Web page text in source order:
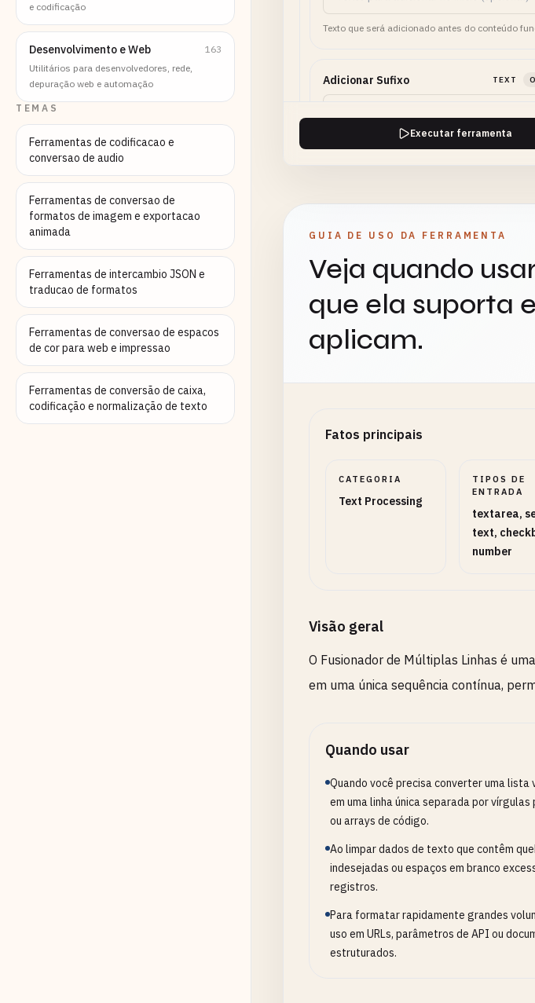
e codificação
Desenvolvimento e Web
163
Utilitários para desenvolvedores, rede,
depuração web e automação
TEMAS
Ferramentas de codificacao e
conversao de audio
Ferramentas de conversao de
formatos de imagem e exportacao
animada
Ferramentas de intercambio JSON e
traducao de formatos
Ferramentas de conversao de espacos
de cor para web e impressao
Ferramentas de conversão de caixa,
codificação e normalização de texto
Texto que será adicionado antes do conteúdo
Adicionar Sufixo TEXT
Configurações
Separador de Linha SELECT
Linha
Executar ferramenta
GUIA DE USO DA FERRAMENTA
Veja quando
que ela suporta
aplicam.
Fatos principais
CATEGORIA
Text Processing
TIPOS DE
ENTRADA
textarea,
text,
number
Visão geral
O Fusionador de Múltiplas Linhas é
em uma única sequência contínua,
Quando usar
Quando você precisa converter uma lista
em uma linha única separada por vírgulas
ou arrays de código.
Ao limpar dados de texto que contêm
indesejadas ou espaços em branco
registros.
Para formatar rapidamente grandes
uso em URLs, parâmetros de API ou
estruturados.